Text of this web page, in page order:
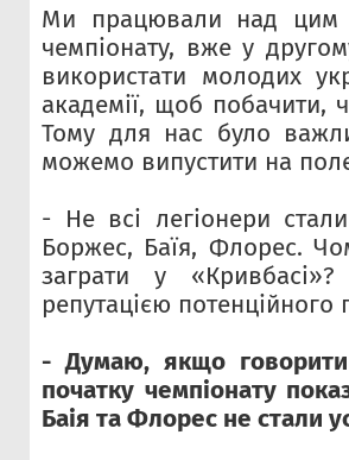
Ми працювали над цим
чемпіонату, вже у
використати молодих
академії, щоб побачити,
Тому для нас було
можемо випустити на
- Не всі легіонери
Боржес, Баїя, Флорес.
заграти у
репутацією потенційного
- Думаю, якщо
початку чемпіонату
Баія та Флорес не стали